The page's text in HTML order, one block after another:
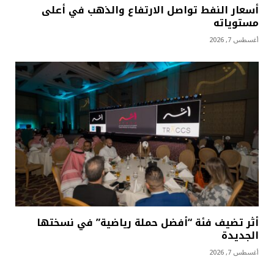
أسعار النفط تواصل الارتفاع والذهب في أعلى
مستوياته
أغسطس 7, 2026
أثر تضيف فئة “أفضل حملة رياضية” في نسختها
الجديدة
أغسطس 7, 2026